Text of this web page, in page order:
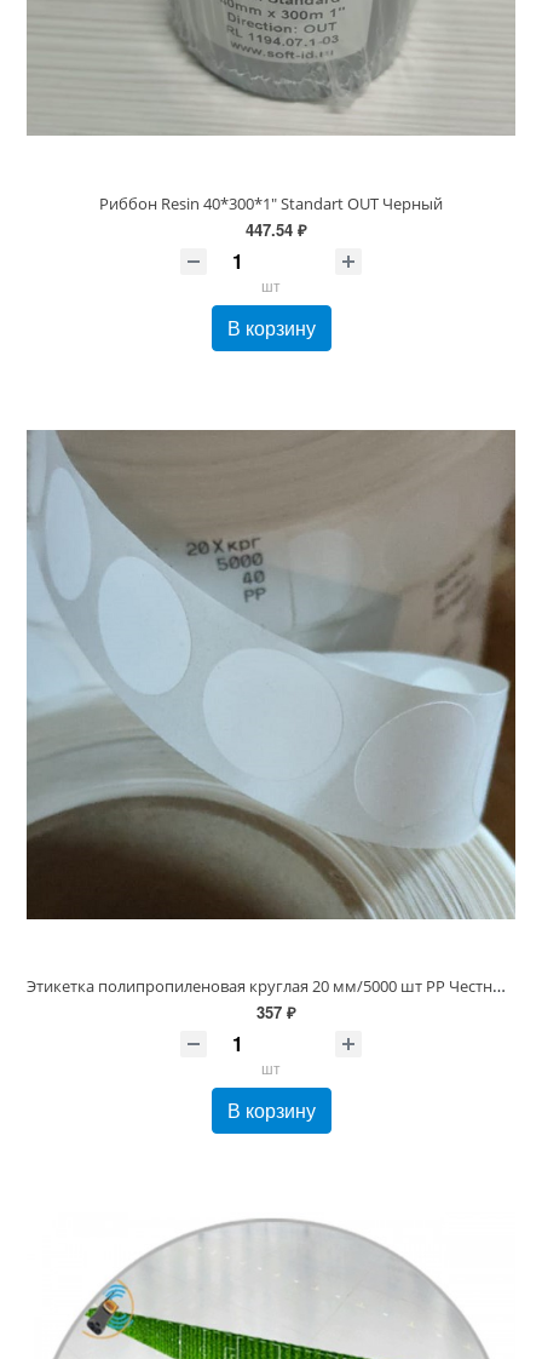
Риббон Resin 40*300*1" Standart OUT Черный
447.54 ₽
шт
В корзину
Этикетка полипропиленовая круглая 20 мм/5000 шт PP Честный знак, втулка 40/76 мм, Белая Глянец 60 мкм (20х20 Полипропилен d20 круг)
357 ₽
шт
В корзину